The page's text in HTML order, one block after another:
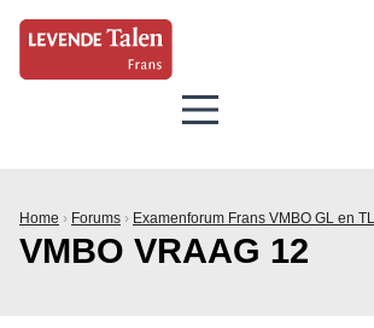
Home › Forums › Examenforum Frans VMBO GL en
VMBO VRAAG 12